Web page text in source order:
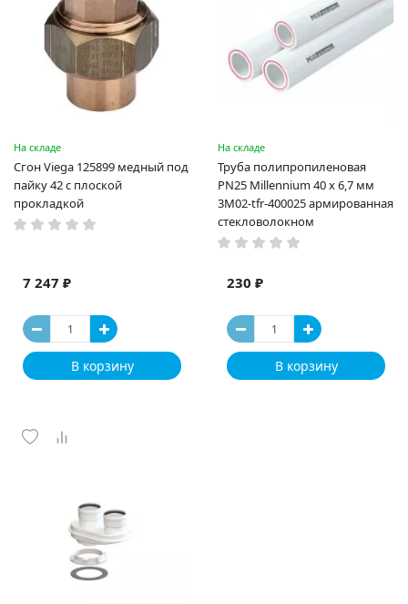
На складе
Сгон Viega 125899 медный под
пайку 42 с плоской
прокладкой
7 247 ₽
В корзину
На складе
Труба полипропиленовая
PN25 Millennium 40 x 6,7 мм
3M02-tfr-400025 армированная
стекловолокном
230 ₽
В корзину